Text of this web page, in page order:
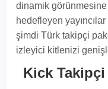
dinamik görünmesine
hedefleyen
şimdi Türk takipçi
izleyici kitlenizi
Kick Takipçi